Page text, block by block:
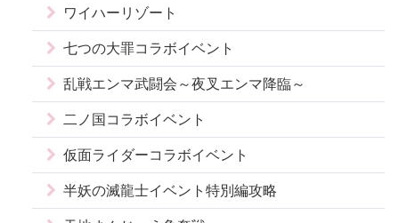
ワイハーリゾート
七つの大罪コラボイベント
乱戦エンマ武闘会～夜叉エンマ降臨～
二ノ国コラボイベント
仮面ライダーコラボイベント
半妖の滅龍士イベント特別編攻略